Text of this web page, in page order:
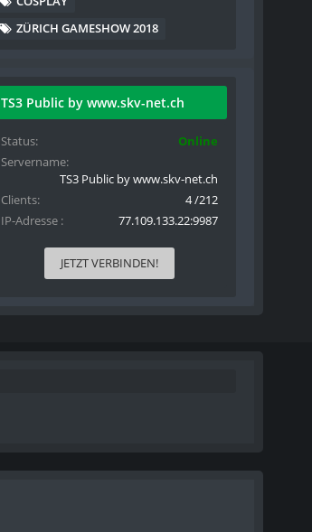
ZÜRICH GAMESHOW 2018
TS3 Public by www.skv-net.ch
Status
Online
Servername
TS3 Public by www.skv-net.ch
Clients
4 /212
IP-Adresse
77.109.133.22:9987
JETZT VERBINDEN!